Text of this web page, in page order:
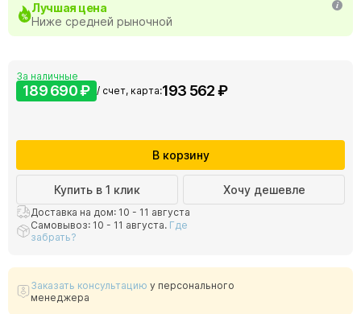
Лучшая цена
Ниже средней рыночной
За наличные
189 690 ₽ / счет, карта:193 562 ₽
В корзину
Купить в 1 клик Хочу дешевле
Доставка на дом: 10 - 11 августа
Самовывоз: 10 - 11 августа. Где
забрать?
Заказать консультацию у персонального
менеджера